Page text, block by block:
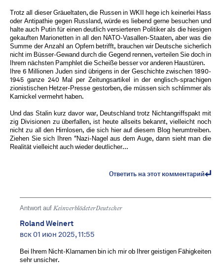
Trotz all dieser Gräueltaten, die Russen in WKII hege ich keinerlei Hass
oder Antipathie gegen Russland, würde es liebend gerne besuchen und
halte auch Putin für einen deutlich versierteren Politiker als die hiesigen
gekauften Marionetten in all den NATO-Vasallen-Staaten, aber was die
Summe der Anzahl an Opfern betrifft, brauchen wir Deutsche sicherlich
nicht im Büsser-Gewand durch die Gegend rennen, verteilen Sie doch in
Ihrem nächsten Pamphlet die Scheiße besser vor anderen Haustüren.
Ihre 6 Millionen Juden sind übrigens in der Geschichte zwischen 1890-
1945 ganze 240 Mal per Zeitungsartikel in der englisch-sprachigen
zionistischen Hetzer-Presse gestorben, die müssen sich schlimmer als
Karnickel vermehrt haben.
Und das Stalin kurz davor war, Deutschland trotz Nichtangriffspakt mit
zig Divisionen zu überfallen, ist heute allseits bekannt, vielleicht noch
nicht zu all den Hirnlosen, die sich hier auf diesem Blog herumtreiben.
Ziehen Sie sich Ihren "Nazi-Nagel aus dem Auge, dann sieht man die
Realität vielleicht auch wieder deutlicher...
Ответить на этот комментарий
Antwort auf KeinverblödeterDeutscher
Roland Weinert
вск 01 июн 2025, 11:55
Bei Ihrem Nicht-Klarnamen bin ich mir ob Ihrer geistigen Fähigkeiten
sehr unsicher.